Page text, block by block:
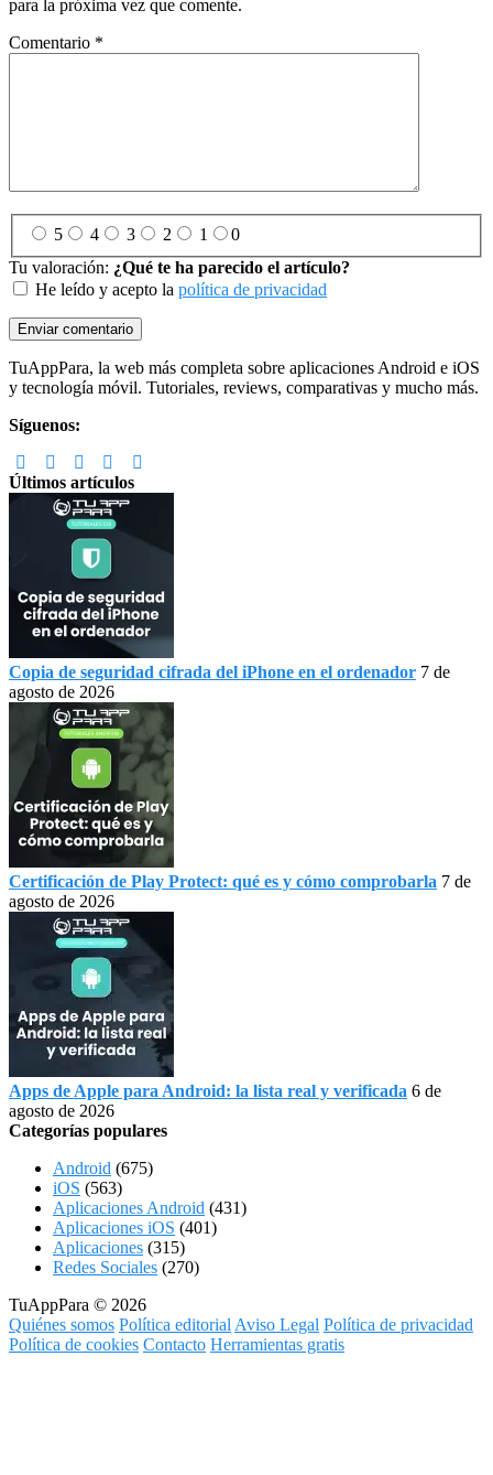
para la próxima vez que comente.
Comentario *
5 4 3 2 1
0
Tu valoración: ¿Qué te ha parecido el artículo?
He leído y acepto la política de privacidad
Footer
TuAppPara, la web más completa sobre aplicaciones Android e iOS
y tecnología móvil. Tutoriales, reviews, comparativas y mucho más.
Síguenos:
Últimos artículos
Copia de seguridad cifrada del iPhone en el ordenador 7 de
agosto de 2026
Certificación de Play Protect: qué es y cómo comprobarla 7 de
agosto de 2026
Apps de Apple para Android: la lista real y verificada 6 de
agosto de 2026
Categorías populares
Android (675)
iOS (563)
Aplicaciones Android (431)
Aplicaciones iOS (401)
Aplicaciones (315)
Redes Sociales (270)
TuAppPara © 2026
Quiénes somos Política editorial Aviso Legal Política de privacidad
Política de cookies Contacto Herramientas gratis